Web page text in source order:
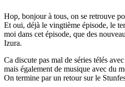
Hop, bonjour à tous, on se retrouve
Et oui, déjà le vingtième épisode, le
moi dans cet épisode, que des
Izura.
Ca discute pas mal de séries télés
mais également de musique avec du
On termine par un retour sur le